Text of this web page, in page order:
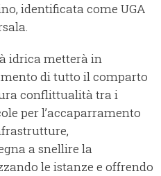
identificata come UGA
idrica metterà in
di tutto il comparto
conflittualità tra i
per l’accaparramento
a snellire la
le istanze e offrendo